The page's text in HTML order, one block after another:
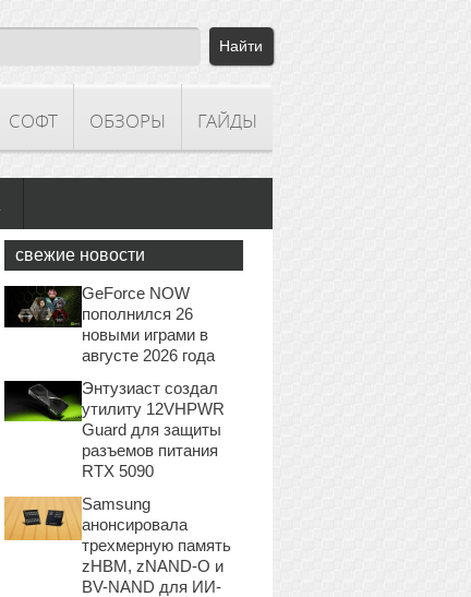
СОФТ ОБЗОРЫ ГАЙДЫ
свежие новости
GeForce NOW
пополнился 26
новыми играми в
августе 2026 года
Энтузиаст создал
утилиту 12VHPWR
Guard для защиты
разъемов питания
RTX 5090
Samsung
анонсировала
трехмерную память
zHBM, zNAND-O и
BV-NAND для ИИ-